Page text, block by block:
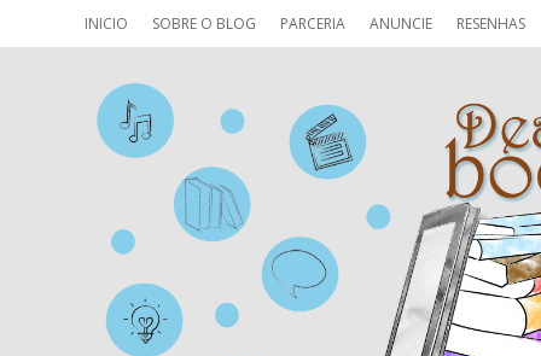
INICIO SOBRE O BLOG PARCERIA ANUNCIE RESENHAS